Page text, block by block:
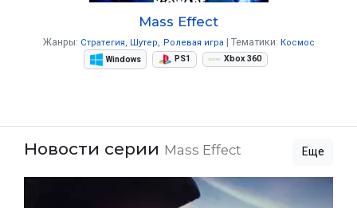
Mass Effect
Жанры: Стратегия Шутер Ролевая игра Тематики: Космос
Windows
PS1 Xbox 360
Новости серии Mass Effect Еще